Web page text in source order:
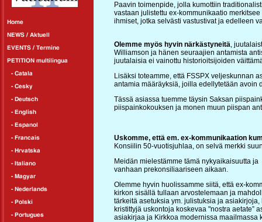
Paavin toimenpide, jolla kumottiin
vastaan julistettu ex-kommunikaatio
ihmiset, jotka selvästi vastustivat ja edelleen
Olemme myös hyvin närkästyneitä,
Williamson ja hänen seuraajien antamista
juutalaisia ei vainottu historioitsijoiden
Lisäksi toteamme, että FSSPX veljeskunnan
antamia määräyksiä, joilla edellytetään
Tässä asiassa tuemme täysin Saksan
piispainkokouksen ja monen muun piispan
Uskomme, että em. ex-kommunikaation
Konsiilin 50-vuotisjuhlaa, on selvä merkki
Meidän mielestämme tämä nykyaikaisuutta
vanhaan prekonsiliaariseen aikaan.
Olemme hyvin huolissamme siitä, että ex-
kirkon sisällä tullaan arvostelemaan ja
tärkeitä asetuksia ym. julistuksia ja
kristittyjä uskontoja koskevaa "nostra aetate”
asiakirjaa ja Kirkkoa modernissa